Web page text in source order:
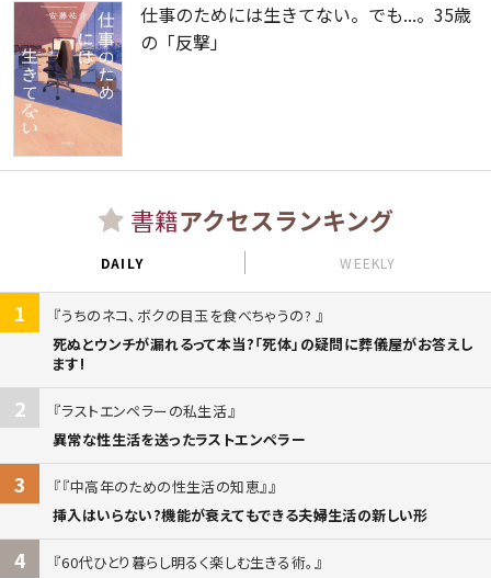
仕事のためには生きてない。でも...。35歳
の「反撃」
書籍アクセスランキング
DAILY WEEKLY
1
うちのネコ、ボクの目玉を食べちゃうの?
死ぬとウンチが漏れるって本当?「死体」の疑問に葬儀屋がお答えし
ます!
2
ラストエンペラーの私生活
異常な性生活を送ったラストエンペラー
3
『中高年のための性生活の知恵』
挿入はいらない?機能が衰えてもできる夫婦生活の新しい形
4
60代ひとり暮らし明るく楽しむ生きる術。